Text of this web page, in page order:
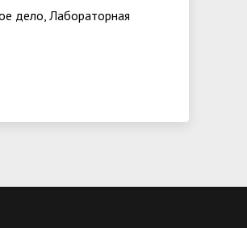
дело, Лабораторная